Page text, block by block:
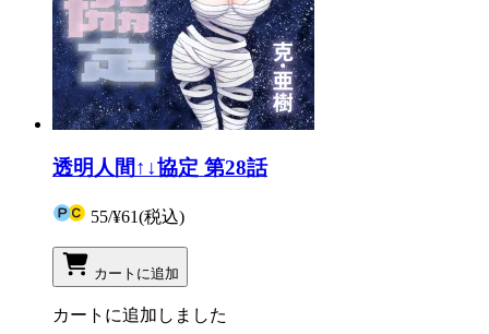
透明人間↑↓協定 第28話
55/¥61(税込)
カートに追加
カートに追加しました